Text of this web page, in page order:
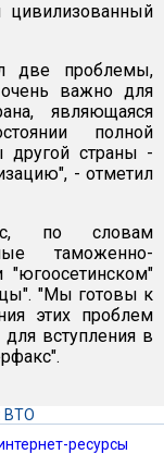
две проблемы,
важно для
являющаяся
полной
другой страны -
- отметил
по словам
таможенно-
"Мы готовы к
этих проблем
вступления в
ВТО
ресурсы